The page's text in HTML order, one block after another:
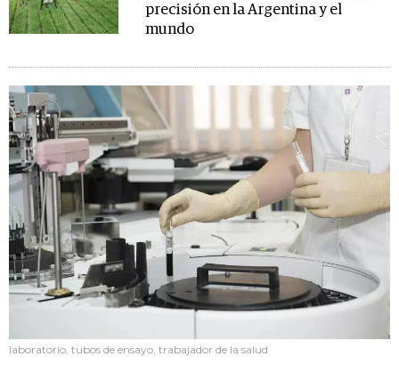
precisión en la Argentina y el
mundo
laboratorio, tubos de ensayo, trabajador de la salud